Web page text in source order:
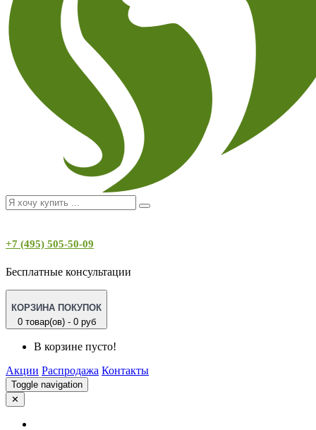
+7 (495) 505-50-09
Бесплатные консультации
КОРЗИНА ПОКУПОК
0 товар(ов) - 0 руб
В корзине пусто!
Акции Распродажа Контакты
Toggle navigation
✕